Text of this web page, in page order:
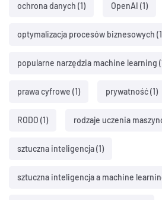
ochrona danych (1) OpenAI (1)
optymalizacja procesów biznesowych
popularne narzędzia machine learning
prawa cyfrowe (1) prywatność(1)
RODO (1) rodzaje uczenia
sztuczna inteligencja(1)
sztuczna inteligencja a machine